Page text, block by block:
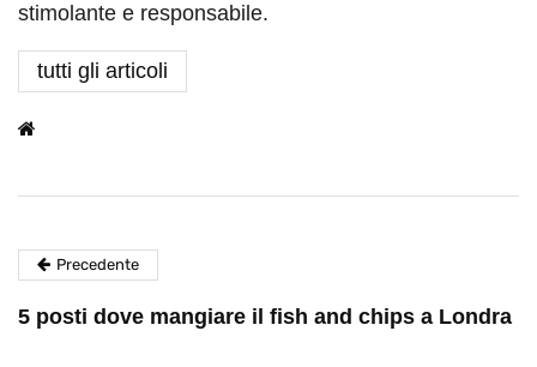
stimolante e responsabile.
tutti gli articoli
Precedente
5 posti dove mangiare il fish and chips a Londra